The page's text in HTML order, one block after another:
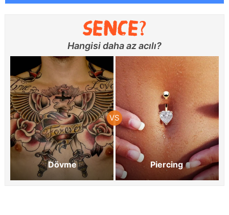
Hangisi daha az acılı?
Dövme Piercing